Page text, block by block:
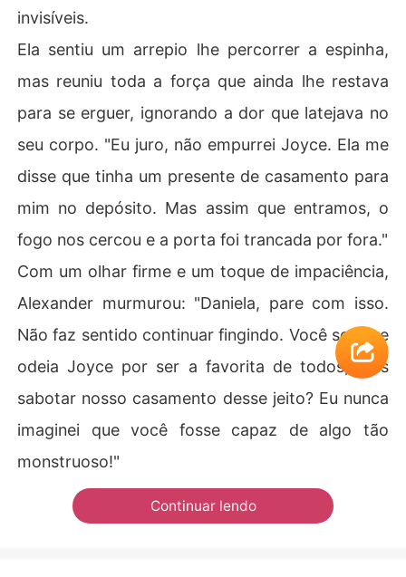
invisíveis.
Ela sentiu um arrepio lhe percorrer a espinha,
mas reuniu toda a força que ainda lhe restava
para se erguer, ignorando a dor que latejava no
seu corpo. "Eu juro, não empurrei Joyce. Ela me
disse que tinha um presente de casamento para
mim no depósito. Mas assim que entramos, o
fogo nos cercou e a porta foi trancada por fora."
Com um olhar firme e um toque de impaciência,
Alexander murmurou: "Daniela, pare com isso.
Não faz sentido continuar fingindo. Você sempre
odeia Joyce por ser a favorita de todos, mas
sabotar nosso casamento desse jeito? Eu nunca
imaginei que você fosse capaz de algo tão
monstruoso!"
Continuar lendo